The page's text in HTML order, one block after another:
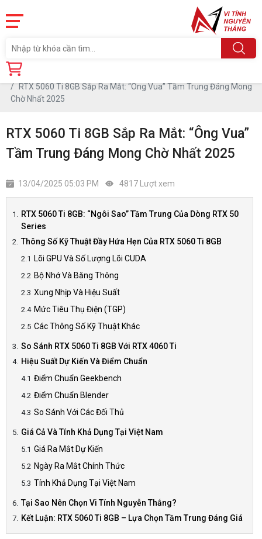
Trang chủ
RTX 5060 Ti 8GB Sắp Ra Mắt: “Ông Vua” Tầm Trung Đáng Mong
Chờ Nhất 2025
RTX 5060 Ti 8GB Sắp Ra Mắt: “Ông Vua”
Tầm Trung Đáng Mong Chờ Nhất 2025
13/04/2025 05:03 PM 4817 Lượt xem
RTX 5060 Ti 8GB: “Ngôi Sao” Tầm Trung Của Dòng RTX 50
Series
Thông Số Kỹ Thuật Đầy Hứa Hẹn Của RTX 5060 Ti 8GB
Lõi GPU Và Số Lượng Lõi CUDA
Bộ Nhớ Và Băng Thông
Xung Nhịp Và Hiệu Suất
Mức Tiêu Thụ Điện (TGP)
Các Thông Số Kỹ Thuật Khác
So Sánh RTX 5060 Ti 8GB Với RTX 4060 Ti
Hiệu Suất Dự Kiến Và Điểm Chuẩn
Điểm Chuẩn Geekbench
Điểm Chuẩn Blender
So Sánh Với Các Đối Thủ
Giá Cả Và Tính Khả Dụng Tại Việt Nam
Giá Ra Mắt Dự Kiến
Ngày Ra Mắt Chính Thức
Tính Khả Dụng Tại Việt Nam
Tại Sao Nên Chọn Vi Tính Nguyễn Thắng?
Kết Luận: RTX 5060 Ti 8GB – Lựa Chọn Tầm Trung Đáng Giá